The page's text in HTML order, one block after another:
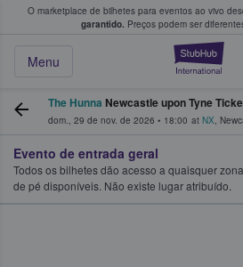
O marketplace de bilhetes para eventos ao vivo
garantido. Preços podem ser
Menu
fãs compram e
The Hunna Newcastle upon Tyne
dom., 29 de nov. de 2026 • 18:00 at NX,
Evento de entrada geral
Todos os bilhetes dão acesso a quaisquer
de pé disponíveis. Não existe lugar atribuído.